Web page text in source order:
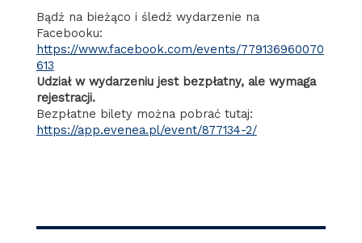
Bądź na bieżąco i śledź wydarzenie na
Facebooku:
https://www.facebook.com/events/779136960070
613
Udział w wydarzeniu jest bezpłatny, ale wymaga
rejestracji.
Bezpłatne bilety można pobrać tutaj:
https://app.evenea.pl/event/877134-2/